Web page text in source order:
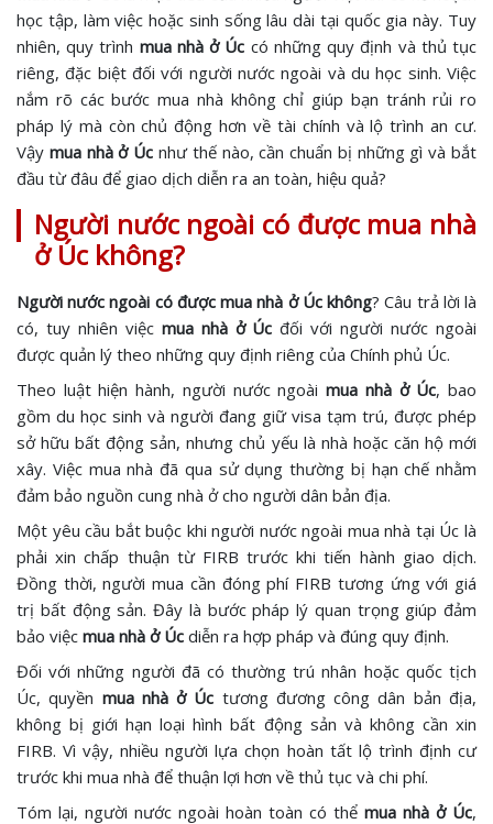
học tập, làm việc hoặc sinh sống lâu dài tại quốc gia này. Tuy
nhiên, quy trình mua nhà ở Úc có những quy định và thủ tục
riêng, đặc biệt đối với người nước ngoài và du học sinh. Việc
nắm rõ các bước mua nhà không chỉ giúp bạn tránh rủi ro
pháp lý mà còn chủ động hơn về tài chính và lộ trình an cư.
Vậy mua nhà ở Úc như thế nào, cần chuẩn bị những gì và bắt
đầu từ đâu để giao dịch diễn ra an toàn, hiệu quả?
Người nước ngoài có được mua nhà
ở Úc không?
Người nước ngoài có được mua nhà ở Úc không? Câu trả lời là
có, tuy nhiên việcmua nhà ở Úc đối với người nước ngoài
được quản lý theo những quy định riêng của Chính phủ Úc.
Theo luật hiện hành, người nước ngoàimua nhà ở Úc, bao
gồm du học sinh và người đang giữ visa tạm trú, được phép
sở hữu bất động sản, nhưng chủ yếu là nhà hoặc căn hộ mới
xây. Việc mua nhà đã qua sử dụng thường bị hạn chế nhằm
đảm bảo nguồn cung nhà ở cho người dân bản địa.
Một yêu cầu bắt buộc khi người nước ngoài mua nhà tại Úc là
phải xin chấp thuận từ FIRB trước khi tiến hành giao dịch.
Đồng thời, người mua cần đóng phí FIRB tương ứng với giá
trị bất động sản. Đây là bước pháp lý quan trọng giúp đảm
bảo việc mua nhà ở Úc diễn ra hợp pháp và đúng quy định.
Đối với những người đã có thường trú nhân hoặc quốc tịch
Úc, quyền mua nhà ở Úc tương đương công dân bản địa,
không bị giới hạn loại hình bất động sản và không cần xin
FIRB. Vì vậy, nhiều người lựa chọn hoàn tất lộ trình định cư
trước khi mua nhà để thuận lợi hơn về thủ tục và chi phí.
Tóm lại, người nước ngoài hoàn toàn có thể mua nhà ở Úc,